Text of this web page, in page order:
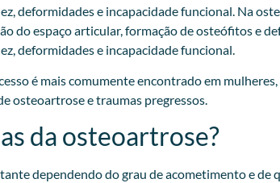
deformidades e incapacidade funcional. Na
do espaço articular, formação de osteófitos e
deformidades e incapacidade funcional.
é mais comumente encontrado em
osteoartrose e traumas pregressos.​
da osteoartrose?
dependendo do grau de acometimento e de